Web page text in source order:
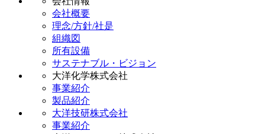
会社概要
理念/方針/社是
組織図
所有設備
サステナブル・ビジョン
大洋化学株式会社
事業紹介
製品紹介
大洋技研株式会社
事業紹介